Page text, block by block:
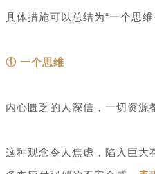
具体措施可以总结为“一个思维
① 一个思维
内心匮乏的人深信，一切资源
这种观念令人焦虑，陷入巨大